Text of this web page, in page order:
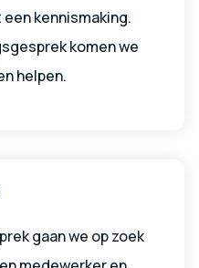
kennismaking.
komen we
helpen.
gaan we op zoek